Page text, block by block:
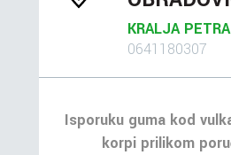
KRALJA
0641180307
Isporuku guma kod
korpi prilikom